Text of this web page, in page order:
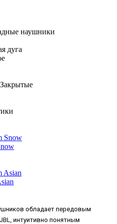
наушники
дуга
Закрытые
обладает передовым
интуитивно понятным